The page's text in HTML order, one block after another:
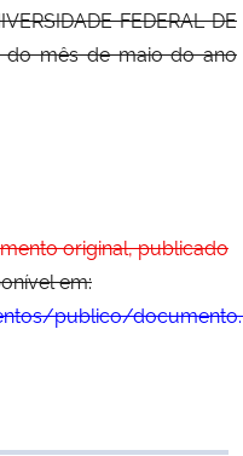
FEDERAL DE
do mês de maio do ano
original, publicado
em:
publico/